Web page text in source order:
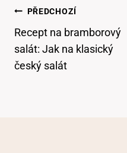
Navigace
Pro
Příspěvek
PŘEDCHOZÍ
Recept na bramborový
salát: Jak na klasický
český salát